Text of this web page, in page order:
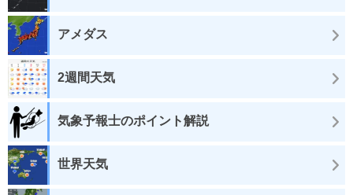
アメダス
2週間天気
気象予報士のポイント解説
世界天気